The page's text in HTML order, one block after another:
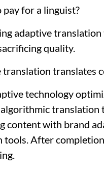
pay for a linguist?
adaptive
quality.
translation translates
technology
translation
content with brand
tools. After